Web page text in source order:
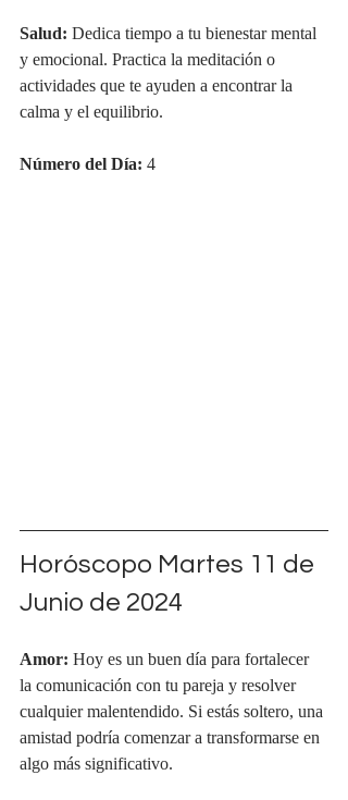
Salud: Dedica tiempo a tu bienestar mental
y emocional. Practica la meditación o
actividades que te ayuden a encontrar la
calma y el equilibrio.
Número del Día: 4
Horóscopo Martes 11 de
Junio de 2024
Amor: Hoy es un buen día para fortalecer
la comunicación con tu pareja y resolver
cualquier malentendido. Si estás soltero, una
amistad podría comenzar a transformarse en
algo más significativo.